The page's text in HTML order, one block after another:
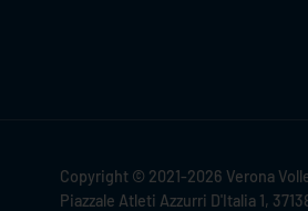
Copyright © 2021-2026 Verona
Piazzale Atleti Azzurri D'Italia 1,